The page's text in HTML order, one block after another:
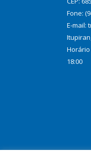
Fone:
E-mail:
Horário
18:00